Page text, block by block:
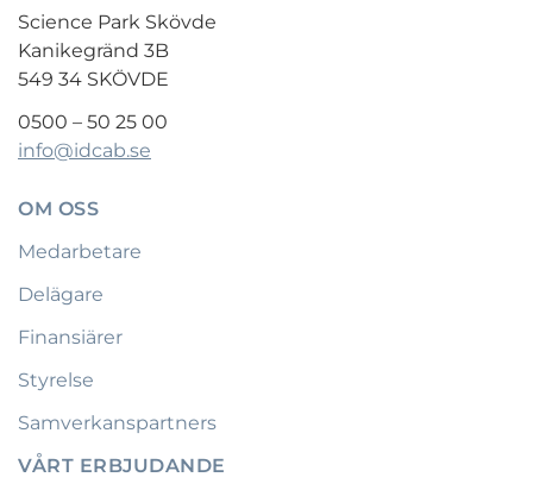
Science Park Skövde
Kanikegränd 3B
549 34 SKÖVDE
0500 – 50 25 00
info@idcab.se
OM OSS
Medarbetare
Delägare
Finansiärer
Styrelse
Samverkanspartners
VÅRT ERBJUDANDE